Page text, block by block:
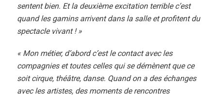
sentent bien. Et la deuxième excitation terrible c’est
quand les gamins arrivent dans la salle et profitent du
spectacle vivant ! »
« Mon métier, d’abord c’est le contact avec les
compagnies et toutes celles qui se démènent que ce
soit cirque, théâtre, danse. Quand on a des échanges
avec les artistes, des moments de rencontres